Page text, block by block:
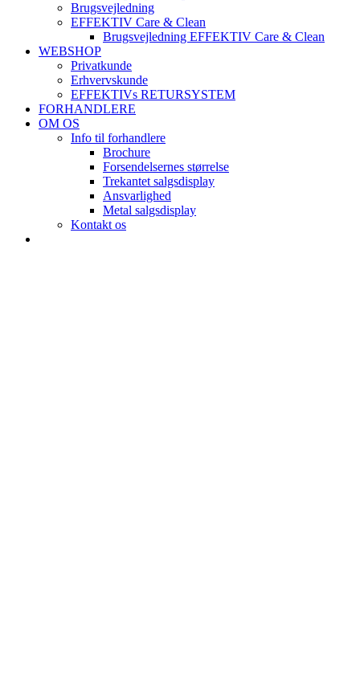
Brugsvejledning
EFFEKTIV Care & Clean
Brugsvejledning EFFEKTIV Care & Clean
WEBSHOP
Privatkunde
Erhvervskunde
EFFEKTIVs RETURSYSTEM
FORHANDLERE
OM OS
Info til forhandlere
Brochure
Forsendelsernes størrelse
Trekantet salgsdisplay
Ansvarlighed
Metal salgsdisplay
Kontakt os